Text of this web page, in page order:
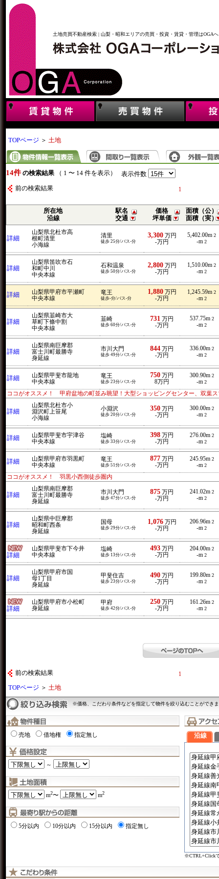
土地売買不動産検索 | 山梨・昭和エリアの売買・投資・賃貸・管理はOGAへ
TOPページ ＞ 土地
14件 の検索結果 （ 1 〜 14 件を表示） 表示件数
前の検索結果 1
所在地
沿線
駅名
交通
価格
坪単価
面積（公）
面積（実）
詳細
山梨県北杜市高
根町清里
小海線
清里
徒歩 25分/バス-分
3,300万円
-万円
5,402.00m 2
-m 2
詳細
山梨県笛吹市石
和町中川
中央本線
石和温泉
徒歩 50分/バス-分
2,800万円
-万円
1,510.00m 2
-m 2
詳細
山梨県甲府市平瀬町
中央本線
竜王
徒歩-分/バス-分
1,880万円
-万円
1,245.59m 2
-m 2
詳細
山梨県韮崎市大
草町下條中割
中央本線
韮崎
徒歩 60分/バス-分
731 万円
-万円
537.75m 2
-m 2
詳細
山梨県南巨摩郡
富士川町最勝寺
身延線
市川大門
徒歩 49分/バス-分
844 万円
-万円
336.00m 2
-m 2
詳細
山梨県甲斐市龍地
中央本線
竜王
徒歩 23分/バス-分
750 万円
8万円
300.90m 2
-m 2
ココがオススメ！ 甲府盆地の町並み眺望！大型ショッピングセンター、双葉
詳細
山梨県北杜市小
淵沢町上笹尾
小海線
小淵沢
徒歩 20分/バス-分
350 万円
-万円
300.00m 2
-m 2
詳細
山梨県甲斐市宇津谷
中央本線
塩崎
徒歩 33分/バス-分
398 万円
-万円
276.00m 2
-m 2
詳細
山梨県甲府市羽黒町
中央本線
竜王
徒歩 51分/バス-分
877 万円
-万円
245.95m 2
-m 2
ココがオススメ！ 羽黒小西側徒歩圏内
詳細
山梨県南巨摩郡
富士川町最勝寺
身延線
市川大門
徒歩 47分/バス-分
875 万円
-万円
241.02m 2
-m 2
詳細
山梨県中巨摩郡
昭和町西条
身延線
国母
徒歩 29分/バス-分
1,076万円
-万円
206.96m 2
-m 2
詳細
山梨県甲斐市下今井
中央本線
塩崎
徒歩 13分/バス-分
493 万円
-万円
204.00m 2
-m 2
詳細
山梨県甲府市国
母1丁目
身延線
甲斐住吉
徒歩 23分/バス-分
490 万円
-万円
199.80m 2
-m 2
詳細
山梨県甲府市小松町
身延線
甲府
徒歩 42分/バス-分
250 万円
-万円
161.26m 2
-m 2
前の検索結果 1
TOPページ ＞ 土地
※価格、こだわり条件などを指定して物件を絞り込むことができ
売地 借地権 指定無し
～
m2〜 m2
5分以内 10分以内 15分以内 指定無し
沿線
※CTRL+Click